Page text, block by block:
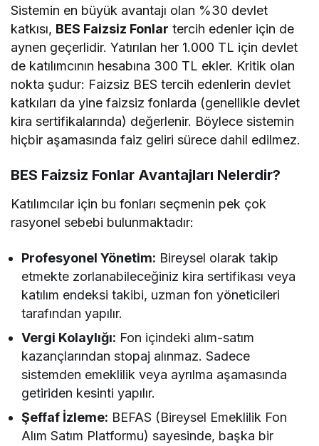
Sistemin en büyük avantajı olan %30 devlet
katkısı, BES Faizsiz Fonlar tercih edenler için de
aynen geçerlidir. Yatırılan her 1.000 TL için devlet
de katılımcının hesabına 300 TL ekler. Kritik olan
nokta şudur: Faizsiz BES tercih edenlerin devlet
katkıları da yine faizsiz fonlarda (genellikle devlet
kira sertifikalarında) değerlenir. Böylece sistemin
hiçbir aşamasında faiz geliri sürece dahil edilmez.
BES Faizsiz Fonlar Avantajları Nelerdir?
Katılımcılar için bu fonları seçmenin pek çok
rasyonel sebebi bulunmaktadır:
Profesyonel Yönetim: Bireysel olarak takip
etmekte zorlanabileceğiniz kira sertifikası veya
katılım endeksi takibi, uzman fon yöneticileri
tarafından yapılır.
Vergi Kolaylığı: Fon içindeki alım-satım
kazançlarından stopaj alınmaz. Sadece
sistemden emeklilik veya ayrılma aşamasında
getiriden kesinti yapılır.
Şeffaf İzleme: BEFAS (Bireysel Emeklilik Fon
Alım Satım Platformu) sayesinde, başka bir